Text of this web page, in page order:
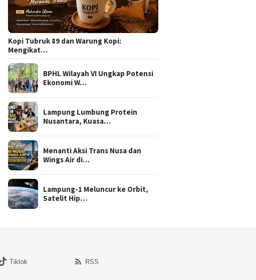
Kopi Tubruk 89 dan Warung Kopi:
Mengikat…
BPHL Wilayah VI Ungkap Potensi
Ekonomi W…
Lampung Lumbung Protein
Nusantara, Kuasa…
Menanti Aksi Trans Nusa dan
Wings Air di…
Lampung-1 Meluncur ke Orbit,
Satelit Hip…
Tiktok RSS